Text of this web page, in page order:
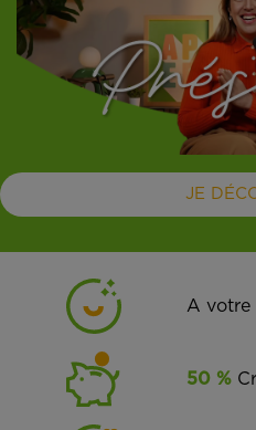
JE
A votre
50 %